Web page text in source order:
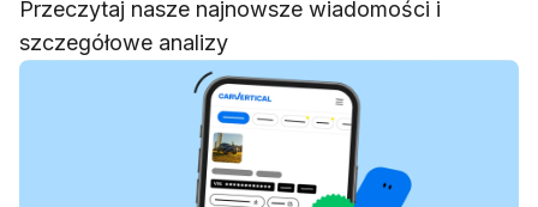
Przeczytaj nasze najnowsze wiadomości i
szczegółowe analizy